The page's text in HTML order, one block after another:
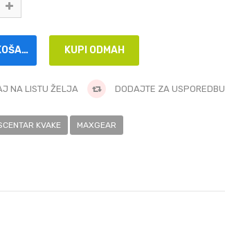
NA LISTU ŽELJA DODAJTE ZA USPOREDBU
KVAKE MAXGEAR